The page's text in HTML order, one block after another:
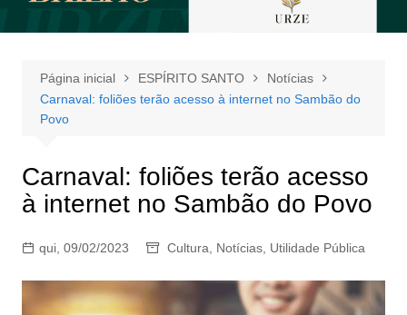
Página inicial ESPÍRITO SANTO
Notícias
Carnaval: foliões terão acesso à internet no Sambão do
Povo
Carnaval: foliões terão acesso
à internet no Sambão do Povo
qui, 09/02/2023 Cultura Notícias, Utilidade Pública